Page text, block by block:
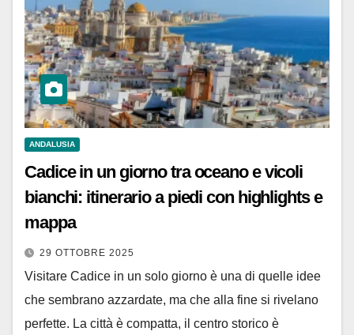
ANDALUSIA
Cadice in un giorno tra oceano e vicoli
bianchi: itinerario a piedi con highlights e
mappa
29 OTTOBRE 2025
Visitare Cadice in un solo giorno è una di quelle idee
che sembrano azzardate, ma che alla fine si rivelano
perfette. La città è compatta, il centro storico è